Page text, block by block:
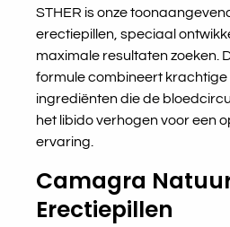
STHER is onze
erectiepillen, speciaal
maximale resultaten zoeken.
formule combineert
ingrediënten die de
het libido verhogen voor een
ervaring.
Camagra
Erectiepillen